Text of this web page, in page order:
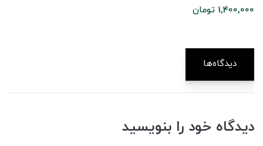
1,400,000 تومان
دیدگاه‌ها
دیدگاه خود را بنویسید